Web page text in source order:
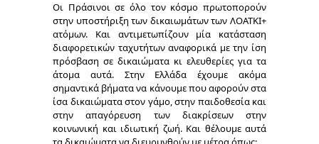
Οι Πράσινοι σε όλο τον κόσμο πρωτοπορούν
στην υποστήριξη των δικαιωμάτων των ΛΟΑΤΚΙ+
ατόμων. Και αντιμετωπίζουν μία κατάσταση
διαφορετικών ταχυτήτων αναφορικά με την ίση
πρόσβαση σε δικαιώματα κι ελευθερίες για τα
άτομα αυτά. Στην Ελλάδα έχουμε ακόμα
σημαντικά βήματα να κάνουμε που αφορούν στα
ίσα δικαιώματα στον γάμο, στην παιδοθεσία και
στην απαγόρευση των διακρίσεων στην
κοινωνική και ιδιωτική ζωή. Και θέλουμε αυτά